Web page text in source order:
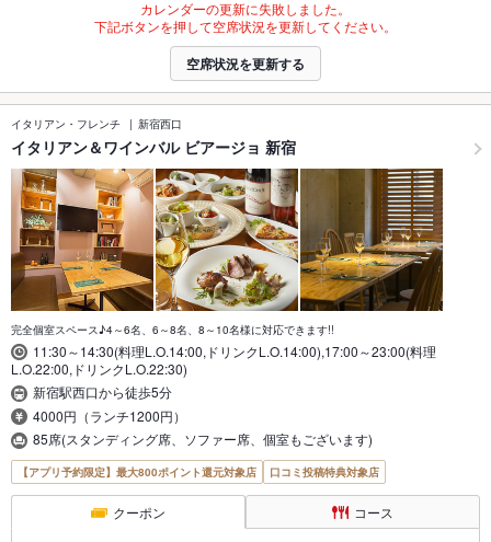
カレンダーの更新に失敗しました。
下記ボタンを押して空席状況を更新してください。
空席状況を更新する
イタリアン・フレンチ 新宿西口
イタリアン＆ワインバル ビアージョ 新宿
完全個室スペース♪4～6名、6～8名、8～10名様に対応できます!!
11:30～14:30(料理L.O.14:00,ドリンクL.O.14:00),17:00～23:00(料理
L.O.22:00,ドリンクL.O.22:30)
新宿駅西口から徒歩5分
4000円（ランチ1200円）
85席(スタンディング席、ソファー席、個室もございます)
【アプリ予約限定】最大800ポイント還元対象店 口コミ投稿特典対象店
クーポン コース